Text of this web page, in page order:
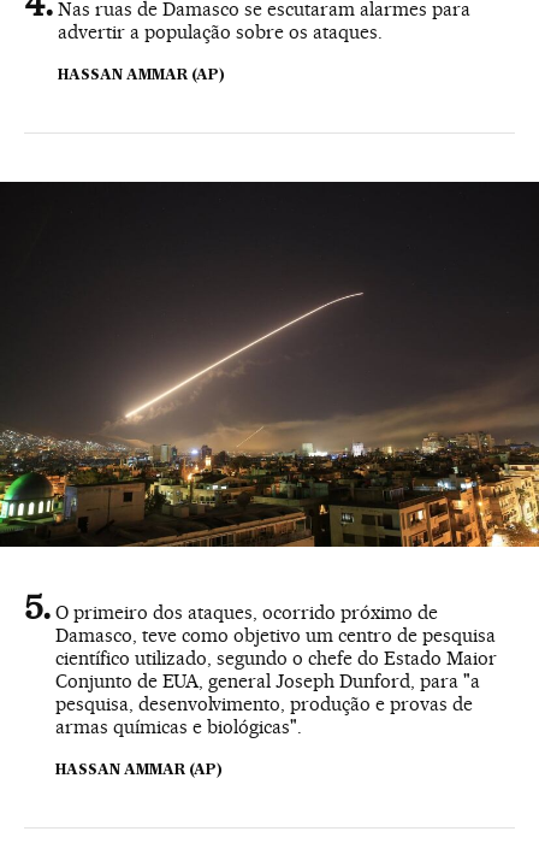
Nas ruas de Damasco se escutaram alarmes para
advertir a população sobre os ataques.
HASSAN AMMAR (AP)
O primeiro dos ataques, ocorrido próximo de
Damasco, teve como objetivo um centro de pesquisa
científico utilizado, segundo o chefe do Estado Maior
Conjunto de EUA, general Joseph Dunford, para "a
pesquisa, desenvolvimento, produção e provas de
armas químicas e biológicas".
HASSAN AMMAR (AP)